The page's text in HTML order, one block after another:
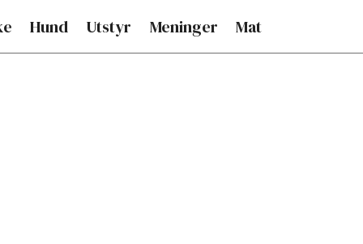
Hund Utstyr Meninger Mat